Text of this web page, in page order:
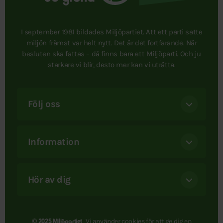
I september 1981 bildades Miljöpartiet. Att ett parti satte
miljön främst var helt nytt. Det är det fortfarande. När
besluten ska fattas – då finns bara ett Miljöparti. Och ju
starkare vi blir, desto mer kan vi uträtta.
Följ oss
Information
Hör av dig
Vi användercookies för att ge dig en